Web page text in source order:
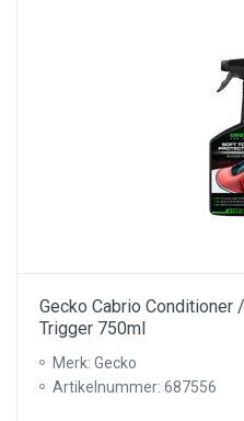
Gecko Cabrio Conditioner
Trigger 750ml
Merk: Gecko
Artikelnummer: 687556